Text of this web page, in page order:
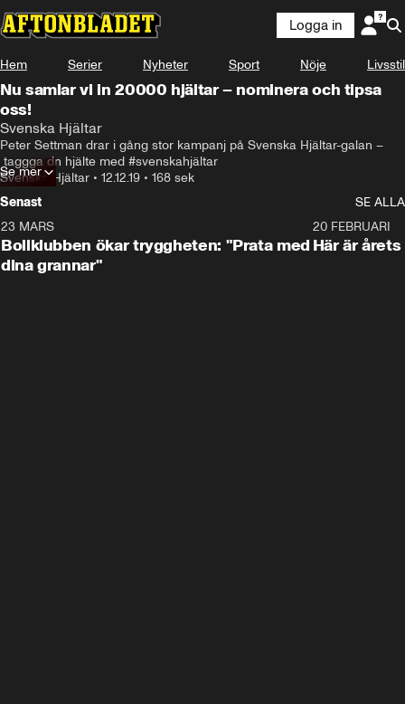
Logga in
Hem Serier Nyheter Sport Nöje Livsstil
Nu samlar vi in 20000 hjältar – nominera och tipsa
oss!
Svenska Hjältar
Peter Settman drar i gång stor kampanj på Svenska Hjältar-galan –
taggga dn hjälte med #svenskahjältar
Svenska Hjältar • 12.12.19 • 168 sek
Se mer
Senast
SE ALLA
23 MARS
Bollklubben ökar tryggheten: "Prata med
dina grannar"
20 FEBRUARI
Här är